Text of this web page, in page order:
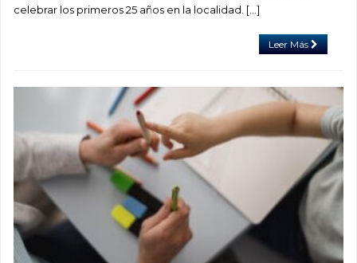
celebrar los primeros 25 años en la localidad. […]
Leer Más